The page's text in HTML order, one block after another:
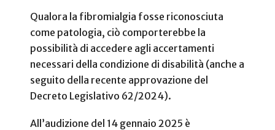
Qualora la fibromialgia fosse riconosciuta
come patologia, ciò comporterebbe la
possibilità di accedere agli accertamenti
necessari della condizione di disabilità (anche a
seguito della recente approvazione del
Decreto Legislativo 62/2024).
All’audizione del 14 gennaio 2025 è